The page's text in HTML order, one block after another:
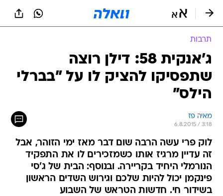
תרבות
ג'אנקית 58: דילן רוצה
שתפסיקו להציק לו על "בברלי
הילס"
מאיה פז
6.8.2015 / 3:18
לוק פרי עשה הרבה שום דבר מאז ימי הזוהר, אבל
זה עדיין מרגיז אותו כשמזכירים לו את התפקיד
הנורמלי היחיד בקריירה. ובנוסף: הבית של ג'סי
פינקמן יכול להיות שלכם וגירוש השדים הראשון
בשידור חי. חדשות הטראש של השבוע